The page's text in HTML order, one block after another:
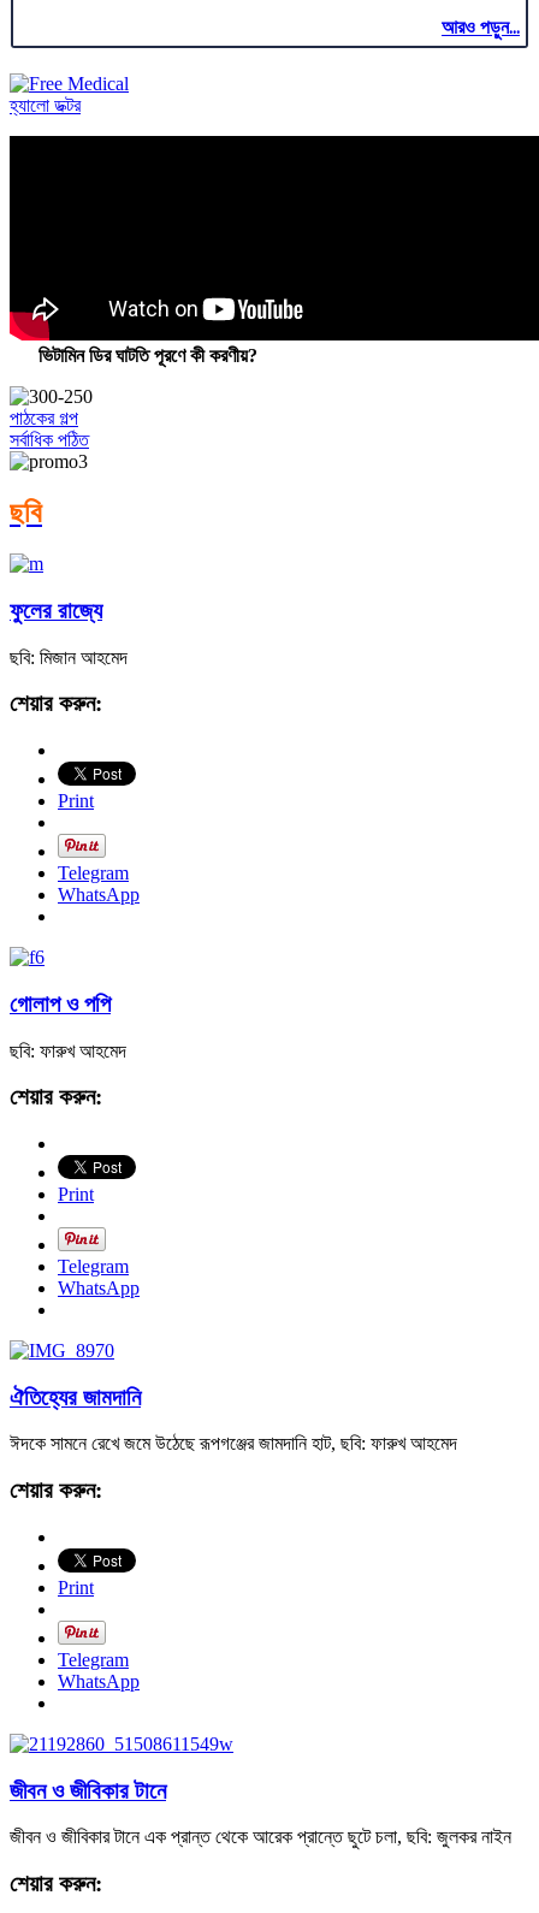
আরও পড়ুন...
হ্যালো ডক্টর
ভিটামিন ডির ঘাটতি পূরণে কী করণীয়?
পাঠকের গল্প
সর্বাধিক পঠিত
ছবি
ফুলের রাজ্যে
ছবি: মিজান আহমেদ
শেয়ার করুন:
Print
Telegram
WhatsApp
গোলাপ ও পপি
ছবি: ফারুখ আহমেদ
শেয়ার করুন:
Print
Telegram
WhatsApp
ঐতিহ্যের জামদানি
ঈদকে সামনে রেখে জমে উঠেছে রূপগঞ্জের জামদানি হাট, ছবি: ফারুখ আহমেদ
শেয়ার করুন:
Print
Telegram
WhatsApp
জীবন ও জীবিকার টানে
জীবন ও জীবিকার টানে এক প্রান্ত থেকে আরেক প্রান্তে ছুটে চলা, ছবি: জুলকর নাইন
শেয়ার করুন: